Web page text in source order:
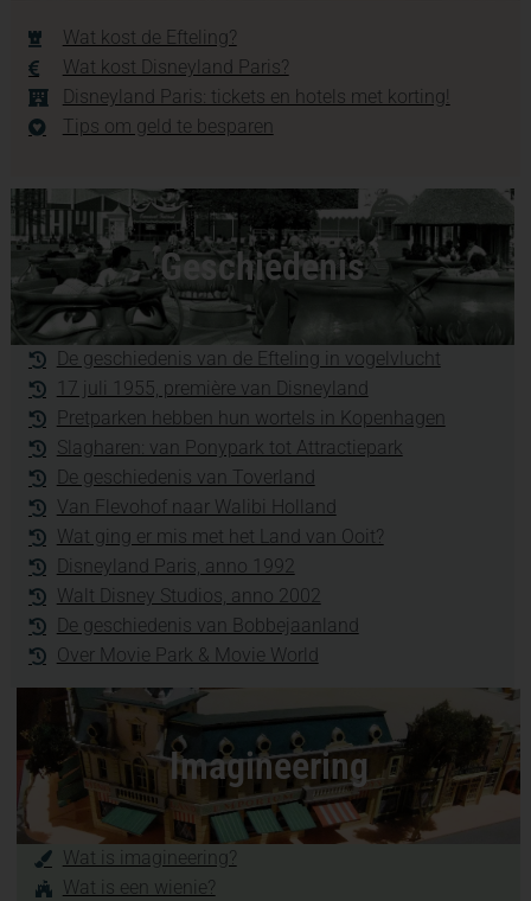
Wat kost de Efteling?
Wat kost Disneyland Paris?
Disneyland Paris: tickets en hotels met korting!
Tips om geld te besparen
Geschiedenis
De geschiedenis van de Efteling in vogelvlucht
17 juli 1955, première van Disneyland
Pretparken hebben hun wortels in Kopenhagen
Slagharen: van Ponypark tot Attractiepark
De geschiedenis van Toverland
Van Flevohof naar Walibi Holland
Wat ging er mis met het Land van Ooit?
Disneyland Paris, anno 1992
Walt Disney Studios, anno 2002
De geschiedenis van Bobbejaanland
Over Movie Park & Movie World
Imagineering
Wat is imagineering?
Wat is een wienie?